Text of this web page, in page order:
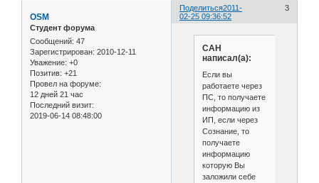
Поделиться 3
2011-
02-25 09:36:52
OSM
Студент форума
Сообщений: 47
Зарегистрирован: 2010-12-11
Уважение: +0
Позитив: +21
Провел на форуме:
12 дней 21 час
Последний визит:
2019-06-14 08:48:00
САН
написал(а):
Если вы
работаете через
ПС, то получаете
информацию из
ИП, если через
Сознание, то
получаете
информацию
которую Вы
заложили себе